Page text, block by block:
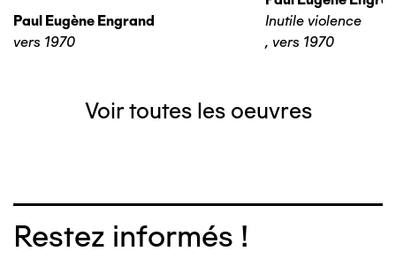
Paul Eugène Engrand
vers 1970
Inutile violence
, vers 1970
Voir toutes les oeuvres
Restez informés !